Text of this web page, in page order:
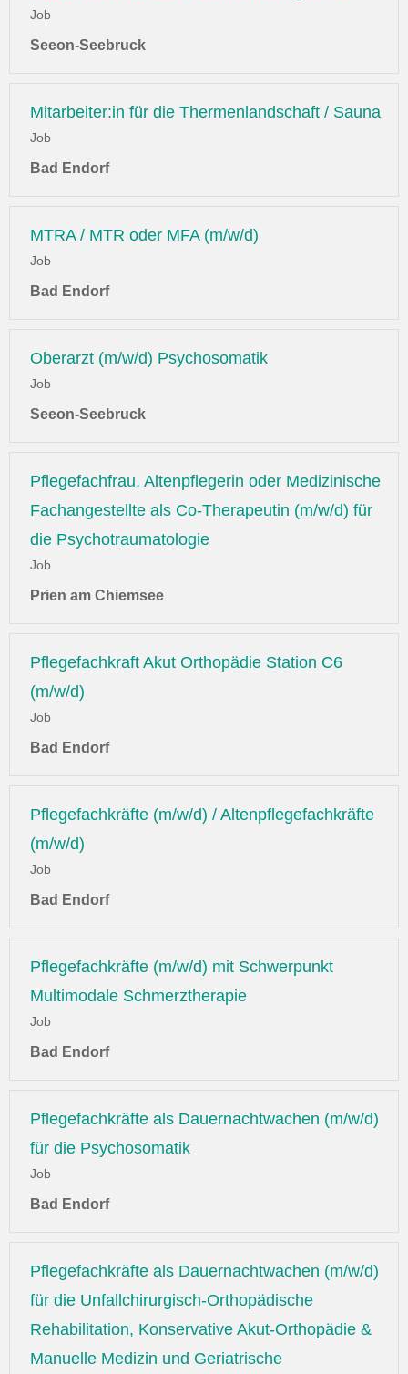
Job
Seeon-Seebruck
Mitarbeiter:in für die Thermenlandschaft / Sauna
Job
Bad Endorf
MTRA / MTR oder MFA (m/w/d)
Job
Bad Endorf
Oberarzt (m/w/d) Psychosomatik
Job
Seeon-Seebruck
Pflegefachfrau, Altenpflegerin oder Medizinische
Fachangestellte als Co-Therapeutin (m/w/d) für
die Psychotraumatologie
Job
Prien am Chiemsee
Pflegefachkraft Akut Orthopädie Station C6
(m/w/d)
Job
Bad Endorf
Pflegefachkräfte (m/w/d) / Altenpflegefachkräfte
(m/w/d)
Job
Bad Endorf
Pflegefachkräfte (m/w/d) mit Schwerpunkt
Multimodale Schmerztherapie
Job
Bad Endorf
Pflegefachkräfte als Dauernachtwachen (m/w/d)
für die Psychosomatik
Job
Bad Endorf
Pflegefachkräfte als Dauernachtwachen (m/w/d)
für die Unfallchirurgisch-Orthopädische
Rehabilitation, Konservative Akut-Orthopädie &
Manuelle Medizin und Geriatrische